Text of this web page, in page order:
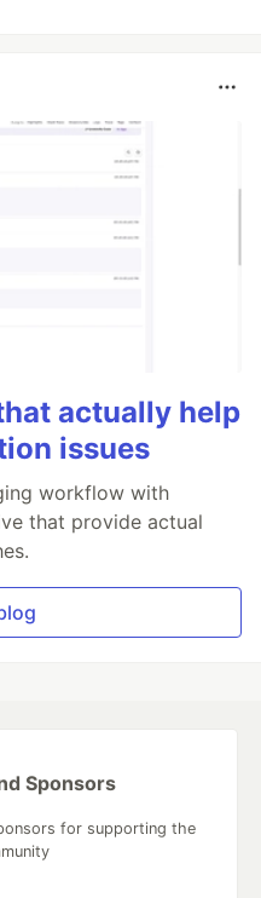
actually help
issues
workflow with
that provide actual
Sponsors
for supporting the